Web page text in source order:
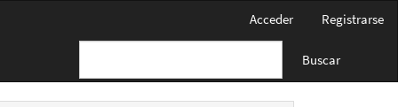
Acceder Registrarse
Buscar